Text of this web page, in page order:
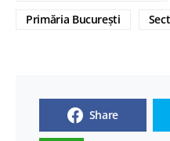
Primăria București
Share